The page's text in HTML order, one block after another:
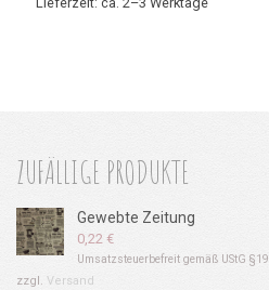
ZUFÄLLIGE PRODUKTE
Gewebte Zeitung
0,22 €
Umsatzsteuerbefreit gemäß UStG §19
zzgl. Versand